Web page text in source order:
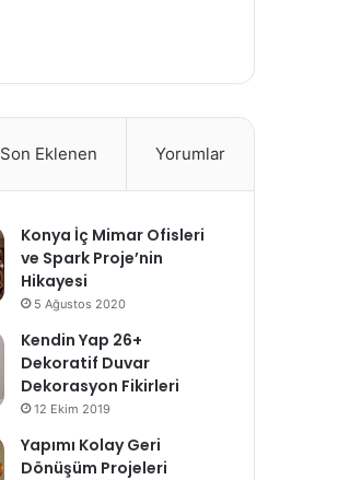
Son Eklenen Yorumlar
Konya İç Mimar Ofisleri
ve Spark Proje’nin
Hikayesi
5 Ağustos 2020
Kendin Yap 26+
Dekoratif Duvar
Dekorasyon Fikirleri
12 Ekim 2019
Yapımı Kolay Geri
Dönüşüm Projeleri